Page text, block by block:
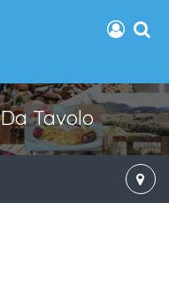
Tavolo